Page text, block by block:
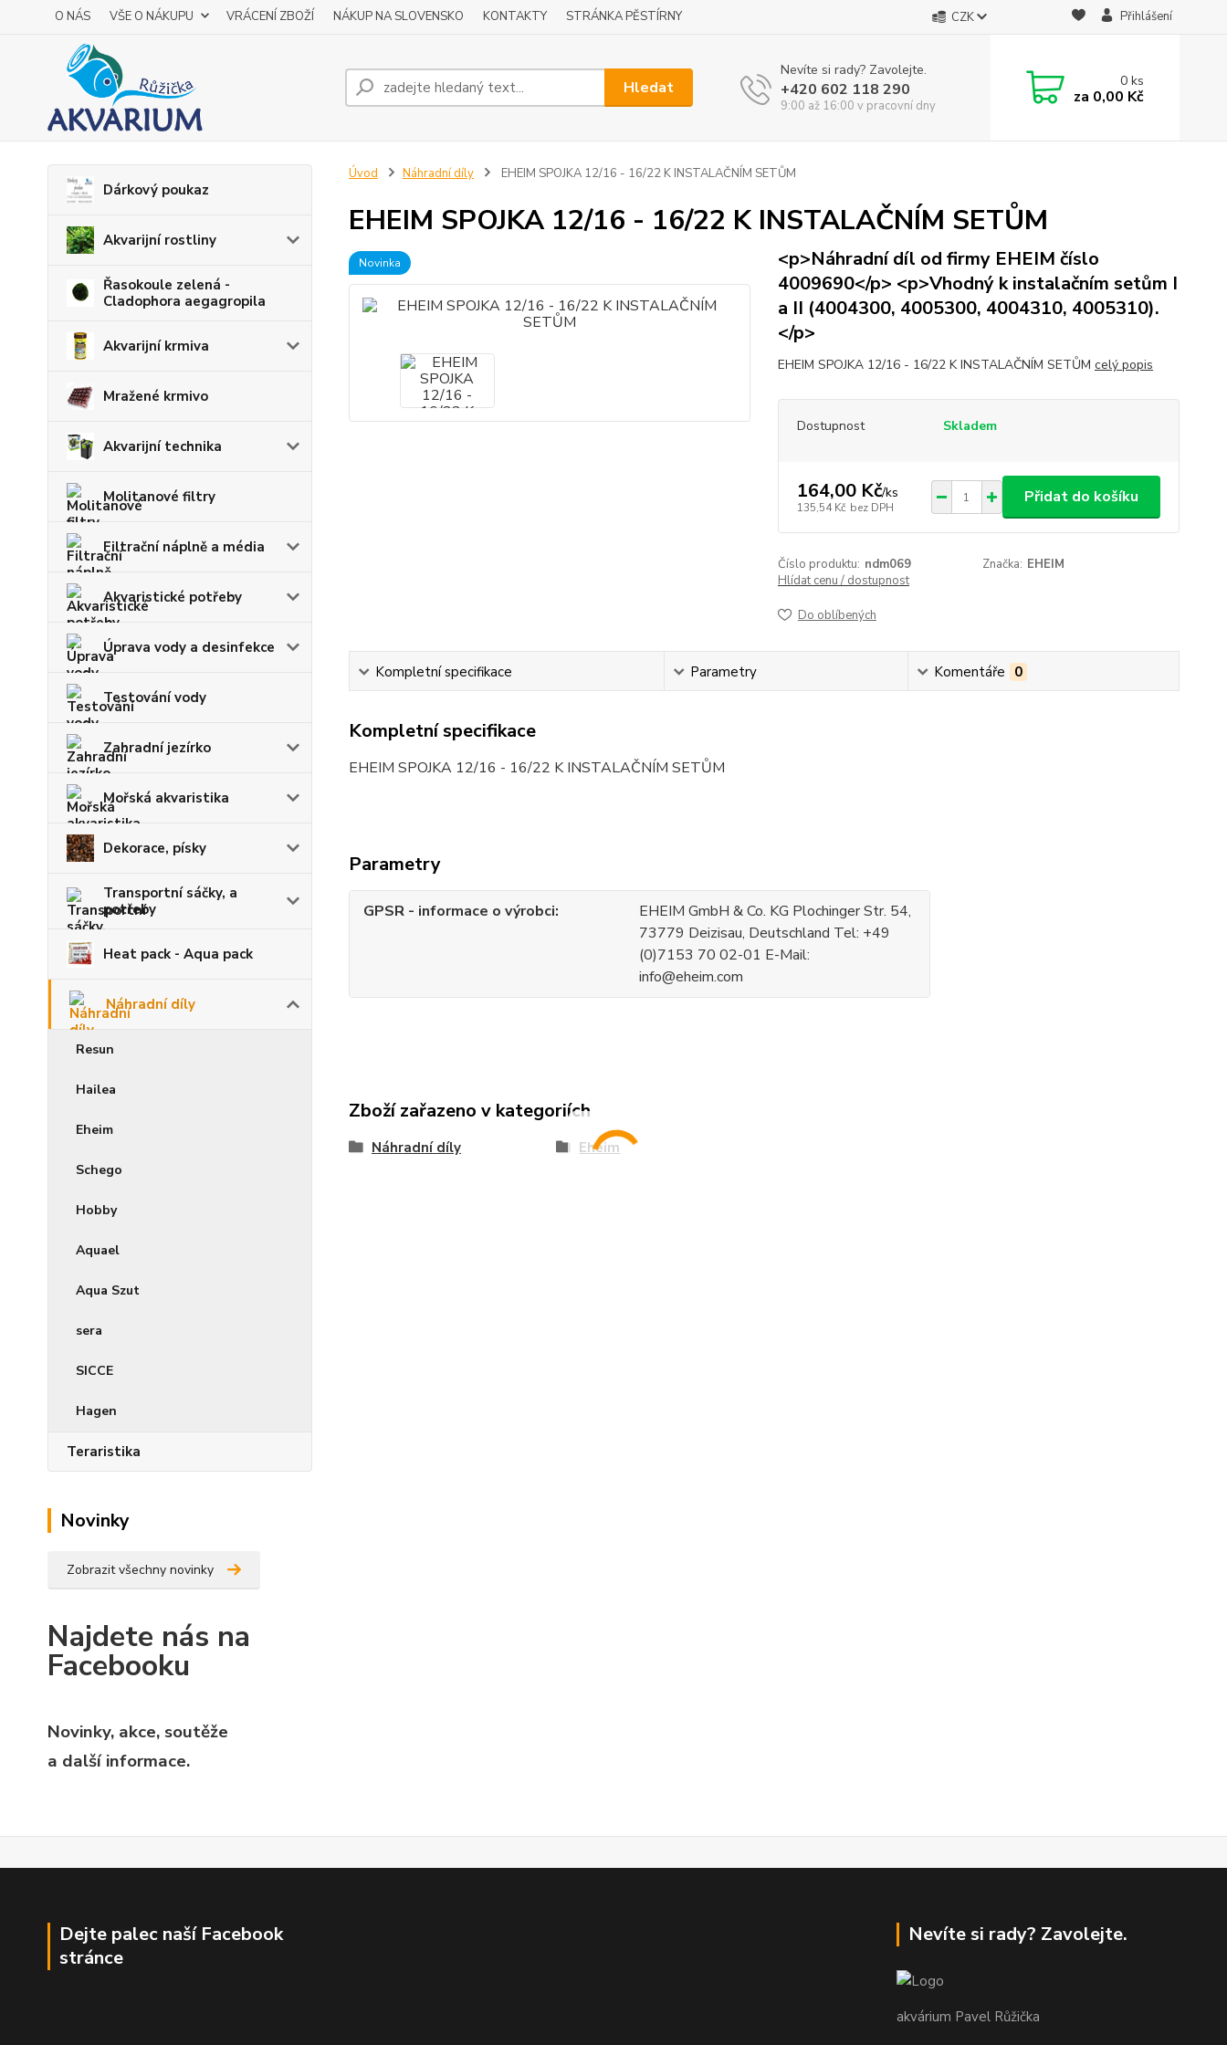
O NÁS VŠE O NÁKUPU VRÁCENÍ ZBOŽÍ NÁKUP NA SLOVENSKO KONTAKTY STRÁNKA PĚSTÍRNY CZK Přihlášení
Hledat
Nevíte si rady? Zavolejte.
+420 602 118 290
9:00 až 16:00 v pracovní dny
0ks
za 0,00 Kč
Dárkový poukaz
Akvarijní rostliny
Řasokoule zelená -
Cladophora aegagropila
Akvarijní krmiva
Mražené krmivo
Akvarijní technika
Molitanové filtry
Filtrační náplně a média
Akvaristické potřeby
Úprava vody a desinfekce
Testování vody
Zahradní jezírko
Mořská akvaristika
Dekorace, písky
Transportní sáčky, a
potřeby
Heat pack - Aqua pack
Náhradní díly
Resun
Hailea
Eheim
Schego
Hobby
Aquael
Aqua Szut
sera
SICCE
Hagen
Teraristika
Novinky
Zobrazit všechny novinky
Najdete nás na
Facebooku
Novinky, akce, soutěže
a další informace.
Úvod Náhradní díly EHEIM SPOJKA 12/16 - 16/22 K INSTALAČNÍM SETŮM
EHEIM SPOJKA 12/16 - 16/22 K INSTALAČNÍM SETŮM
Novinka
<p>Náhradní díl od firmy EHEIM číslo
4009690</p> <p>Vhodný k instalačním setům I
a II (4004300, 4005300, 4004310, 4005310).
</p>
EHEIM SPOJKA 12/16 - 16/22 K INSTALAČNÍM SETŮM celý popis
Dostupnost Skladem
164,00 Kč/ks
135,54 Kč bez DPH
Přidat do košíku
Číslo produktu: ndm069 Značka: EHEIM
Hlídat cenu / dostupnost
Do oblíbených
Kompletní specifikace Parametry Komentáře 0
Kompletní specifikace
EHEIM SPOJKA 12/16 - 16/22 K INSTALAČNÍM SETŮM
Parametry
GPSR - informace o výrobci
EHEIM GmbH & Co. KG Plochinger Str. 54,
73779 Deizisau, Deutschland Tel: +49
(0)7153 70 02-01 E-Mail:
info@eheim.com
Zboží zařazeno v kategoriích
Náhradní díly Eheim
Dejte palec naší Facebook
stránce
Nevíte si rady? Zavolejte.
akvárium Pavel Růžička